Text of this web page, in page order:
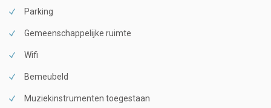
Parking
Gemeenschappelijke ruimte
Wifi
Bemeubeld
Muziekinstrumenten toegestaan